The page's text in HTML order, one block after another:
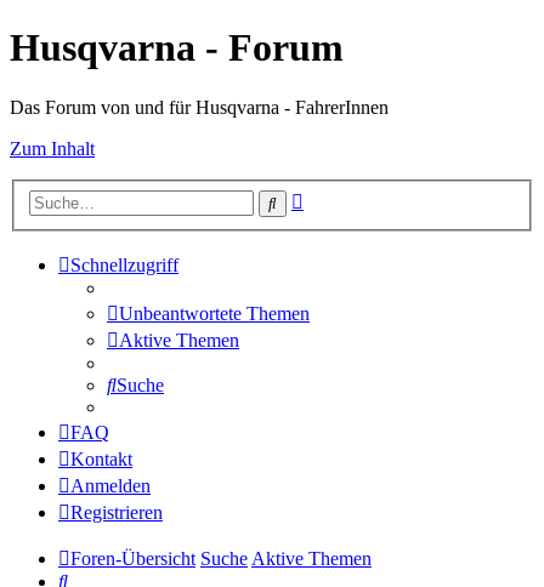
Husqvarna - Forum
Das Forum von und für Husqvarna - FahrerInnen
Zum Inhalt
Suche
Schnellzugriff
Unbeantwortete Themen
Aktive Themen
Suche
FAQ
Kontakt
Anmelden
Registrieren
Foren-Übersicht SucheAktive Themen
Suche